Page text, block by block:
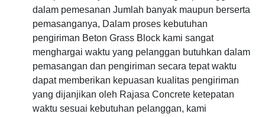
dalam pemesanan Jumlah banyak maupun berserta
pemasanganya, Dalam proses kebutuhan
pengiriman Beton Grass Block kami sangat
menghargai waktu yang pelanggan butuhkan dalam
pemasangan dan pengiriman secara tepat waktu
dapat memberikan kepuasan kualitas pengiriman
yang dijanjikan oleh Rajasa Concrete ketepatan
waktu sesuai kebutuhan pelanggan, kami